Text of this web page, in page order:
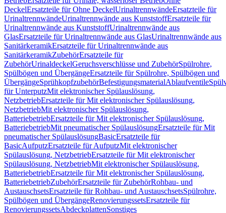
DeckelErsatzteile für Ohne DeckelUrinaltrennwändeErsatzteile für
UrinaltrennwändeUrinaltrennwände aus KunststoffErsatzteile für
Urinaltrennwände aus KunststoffUrinaltrennwände aus
GlasErsatzteile für Urinaltrennwände aus GlasUrinaltrennwände aus
SanitärkeramikErsatzteile für Urinaltrennwände aus
SanitärkeramikZubehörErsatzteile für
ZubehörUrinaldeckelGeruchsverschlüsse und ZubehörSpülrohre,
Spülbögen und ÜbergängeErsatzteile für Spülrohre, Spülbögen und
ÜbergängeSprühkopfzubehörBefestigungsmaterialAblaufventile
für UnterputzMit elektronischer Spülauslösung,
NetzbetriebErsatzteile für Mit elektronischer Spülauslösung,
NetzbetriebMit elektronischer Spülauslösung,
BatteriebetriebErsatzteile für Mit elektronischer Spülauslösung,
BatteriebetriebMit pneumatischer SpülauslösungErsatzteile für Mit
pneumatischer SpülauslösungBasicErsatzteile für
BasicAufputzErsatzteile für AufputzMit elektronischer
Spülauslösung, NetzbetriebErsatzteile für Mit elektronischer
Spülauslösung, NetzbetriebMit elektronischer Spülauslösung,
BatteriebetriebErsatzteile für Mit elektronischer Spülauslösung,
BatteriebetriebZubehörErsatzteile für ZubehörRohbau- und
AustauschsetsErsatzteile für Rohbau- und AustauschsetsSpülrohre,
Spülbögen und ÜbergängeRenovierungssetsErsatzteile für
RenovierungssetsAbdeckplattenSonstiges